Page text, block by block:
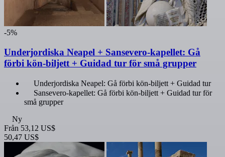
-5%
Underjordiska Neapel + Sansevero-kapellet: Gå
förbi kön-biljett + Guidad tur för små grupper
Underjordiska Neapel: Gå förbi kön-biljett + Guidad tur
Sansevero-kapellet: Gå förbi kön-biljett + Guidad tur för
små grupper
Ny
Från 53,12 US$
50,47 US$